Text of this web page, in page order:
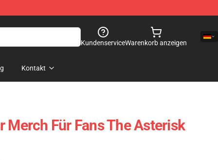
KundenserviceWarenkorb anzeigen
Kontakt
Merch Für Fans The Asterisk